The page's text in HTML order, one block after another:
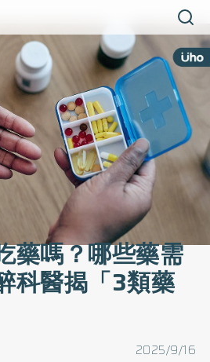
藥嗎？哪些藥需
科醫揭「3類藥
2025/9/16